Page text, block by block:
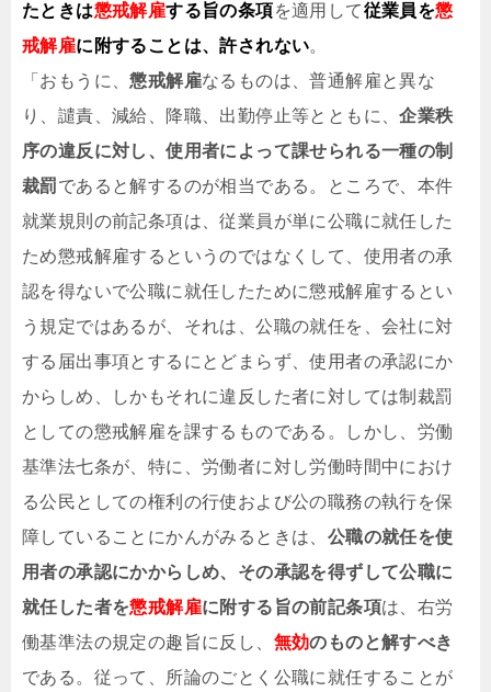
たときは懲戒解雇する旨の条項を適用して従業員を懲
戒解雇に附することは、許されない。
「おもうに、懲戒解雇なるものは、普通解雇と異な
り、譴責、減給、降職、出勤停止等とともに、企業秩
序の違反に対し、使用者によって課せられる一種の制
裁罰であると解するのが相当である。ところで、本件
就業規則の前記条項は、従業員が単に公職に就任した
ため懲戒解雇するというのではなくして、使用者の承
認を得ないで公職に就任したために懲戒解雇するとい
う規定ではあるが、それは、公職の就任を、会社に対
する届出事項とするにとどまらず、使用者の承認にか
からしめ、しかもそれに違反した者に対しては制裁罰
としての懲戒解雇を課するものである。しかし、労働
基準法七条が、特に、労働者に対し労働時間中におけ
る公民としての権利の行使および公の職務の執行を保
障していることにかんがみるときは、 公職の就任を使
用者の承認にかからしめ、その承認を得ずして公職に
就任した者を懲戒解雇に附する旨の前記条項は、右労
働基準法の規定の趣旨に反し、 無効のものと解すべき
である。従って、所論のごとく公職に就任することが